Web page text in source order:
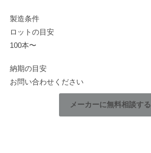
製造条件
ロットの目安
100本〜
納期の目安
お問い合わせください
メーカーに無料相談する